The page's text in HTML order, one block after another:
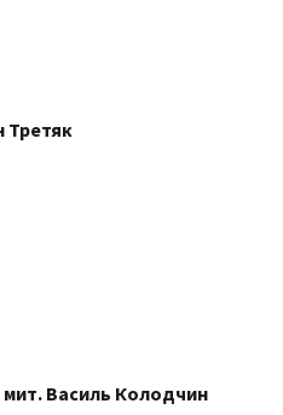
Третяк
мит. Василь Колодчин